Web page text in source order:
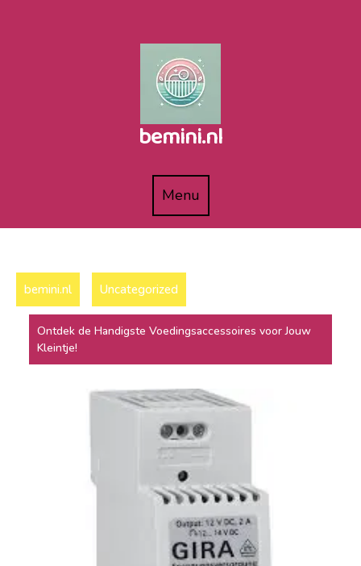
bemini.nl
MenuMenu
bemini.nl Uncategorized
Ontdek de Handigste Voedingsaccessoires voor Jouw
Kleintje!